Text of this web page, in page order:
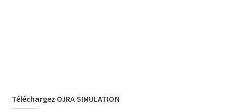
Téléchargez OJRA SIMULATION